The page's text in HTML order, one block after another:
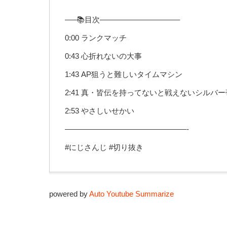
—–📚目次——————————–
0:00 ランクマッチ
0:43 心折れないの大事
1:43 AP狙うと難しいタイムマシン
2:41 真・皆伝を持ってないと戦えないシルバー
2:53 やさしいせかい
————————————————-
#にじさんじ #切り抜き
powered byAuto Youtube Summarize